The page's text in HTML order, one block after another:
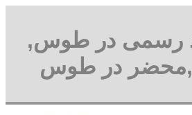
رسمی در طوس,
در طوس